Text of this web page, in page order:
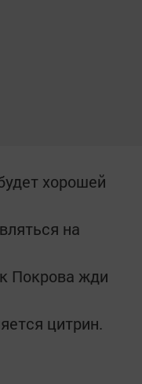
хорошей
на
Покрова жди
цитрин.